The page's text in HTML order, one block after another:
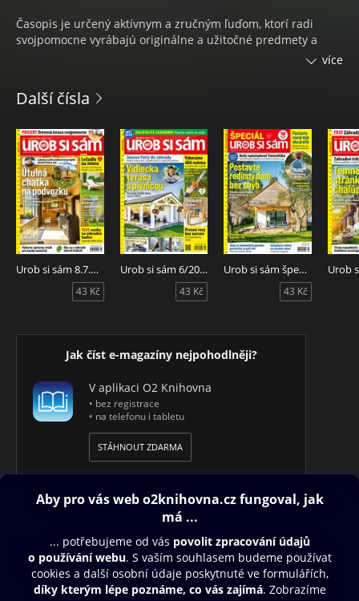
Časopis je určený aktívnym a zručným ľuďom, ktorí radi
svojpomocne vyrábajú originálne a užitočné predmety a
porovnávacie prehľady náradia i materiálov, rady ako
problémov, otestujú za vás rozličné výrobky a porovnajú ich
kvalitu.
více
Další čísla
Urob si sám 8.7.2026
43 Kč
Urob si sám 6/2026
43 Kč
Urob si sám špeciál 1/2026
43 Kč
Jak číst e-magazíny nejpohodlněji?
V aplikaci O2 Knihovna
• bez registrace
• na telefonu i tabletu
STÁHNOUT ZDARMA
Obsah ke stažení
Moje O2 Knihovna